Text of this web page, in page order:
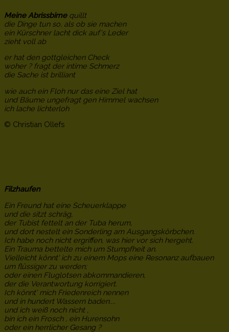
Meine Abrissbirnequillt
die Dinge tun so, als ob sie machen
ein Kürschner lacht dick auf's Leder
zieht voll ab
er hat den gottgleichen Check
woher ? fragt der intime Schmerz
die Sache ist brilliant
wie auch ein Floh nur das eine Ziel hat
und Bäume ungefragt gen Himmel wachsen
ich lache lichterloh
© Christian Ollefs
Filzhaufen
Ein Freund hat eine Scheuerklappe
und die sitzt schräg,
der Tubist fettelt an der Tuba herum,
und dort nestelt ein Sonderling am Ausgangskörbchen.
Ich habe noch nicht ergriffen, was hier vor sich hergeht.
Ein Trauma bettelte mich um Stumpfheit an.
Vielleicht könnt' ich zu einem Mops eine Resonanz aufbauen
um flüssiger zu werden;
oder einen Fluglotsen abkommandieren,
der die Verantwortung korrigiert.
Ich könnt' mich Friedenreich nennen
und in hundert Wassern baden....
und ich weiß noch nicht ,
bin ich ein Frosch , ein Hurensohn
oder ein herrlicher Gesang ?